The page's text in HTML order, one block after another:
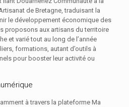
de Bretagne, traduisant la
le développement économique des
proposons aux artisans du territoire
et varié tout au long de l’année
formations, autant d’outils à
pour booster leur activité ou
à travers la plateforme Ma